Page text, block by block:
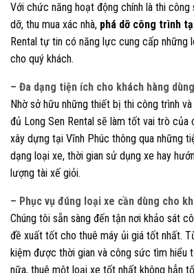
Với chức năng hoạt động chính là thi công
dỡ, thu mua xác nhà, phá dỡ công trình
Rental tự tin có năng lực cung cấp những
cho quý khách.
– Đa dạng tiện ích cho khách hàng
Nhờ sở hữu những thiết bị thi công trình
đủ Long Sen Rental sẽ làm tốt vai trò của
xây dựng tại Vĩnh Phúc thông qua những
dạng loại xe, thời gian sử dụng xe hay
lượng tài xế giỏi.
– Phục vụ đúng loại xe cần dùng cho
Chúng tôi sẵn sàng đến tận nơi khảo sát
đề xuất tốt cho thuê máy ủi giá tốt nhất.
kiệm được thời gian và công sức tìm hiểu
nữa, thuê một loại xe tốt nhất không hẳn